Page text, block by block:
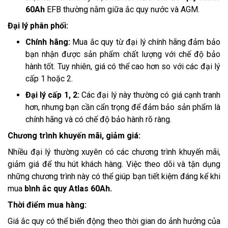
60Ah EFB thường nằm giữa ắc quy nước và AGM.
Đại lý phân phối:
Chính hãng: Mua ắc quy từ đại lý chính hãng đảm bảo
bạn nhận được sản phẩm chất lượng với chế độ bảo
hành tốt. Tuy nhiên, giá có thể cao hơn so với các đại lý
cấp 1 hoặc 2.
Đại lý cấp 1, 2:Các đại lý này thường có giá cạnh tranh
hơn, nhưng bạn cần cẩn trọng để đảm bảo sản phẩm là
chính hãng và có chế độ bảo hành rõ ràng.
Chương trình khuyến mãi, giảm giá:
Nhiều đại lý thường xuyên có các chương trình khuyến mãi,
giảm giá để thu hút khách hàng. Việc theo dõi và tận dụng
những chương trình này có thể giúp bạn tiết kiệm đáng kể khi
mua bình ắc quy Atlas 60Ah.
Thời điểm mua hàng:
Giá ắc quy có thể biến động theo thời gian do ảnh hưởng của